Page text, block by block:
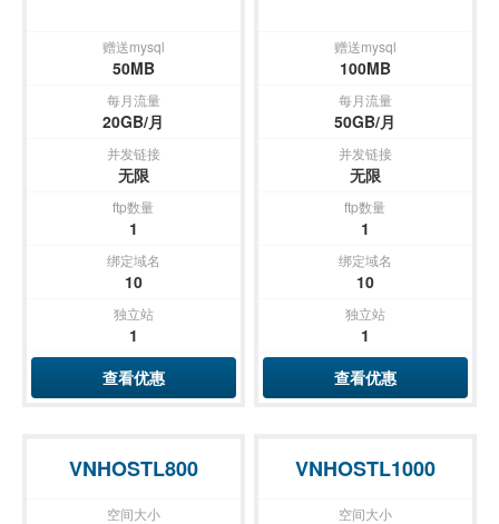
赠送mysql
50MB
每月流量
20GB/月
并发链接
无限
ftp数量
1
绑定域名
10
独立站
1
查看优惠
赠送mysql
100MB
每月流量
50GB/月
并发链接
无限
ftp数量
1
绑定域名
10
独立站
1
查看优惠
VNHOSTL800
空间大小
VNHOSTL1000
空间大小